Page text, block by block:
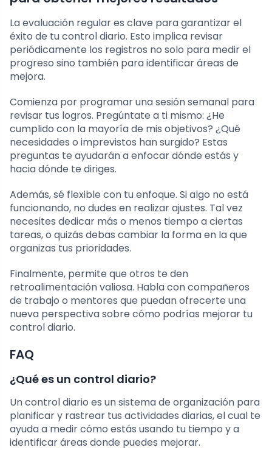
La evaluación regular es clave para garantizar el
éxito de tu control diario. Esto implica revisar
periódicamente los registros no solo para medir el
progreso sino también para identificar áreas de
mejora.
Comienza por programar una sesión semanal para
revisar tus logros. Pregúntate a ti mismo: ¿He
cumplido con la mayoría de mis objetivos? ¿Qué
necesidades o imprevistos han surgido? Estas
preguntas te ayudarán a enfocar dónde estás y
hacia dónde te diriges.
Además, sé flexible con tu enfoque. Si algo no está
funcionando, no dudes en realizar ajustes. Tal vez
necesites dedicar más o menos tiempo a ciertas
tareas, o quizás debas cambiar la forma en la que
organizas tus prioridades.
Finalmente, permite que otros te den
retroalimentación valiosa. Habla con compañeros
de trabajo o mentores que puedan ofrecerte una
nueva perspectiva sobre cómo podrías mejorar tu
control diario.
FAQ
¿Qué es un control diario?
Un control diario es un sistema de organización para
planificar y rastrear tus actividades diarias, el cual te
ayuda a medir cómo estás usando tu tiempo y a
identificar áreas donde puedes mejorar.